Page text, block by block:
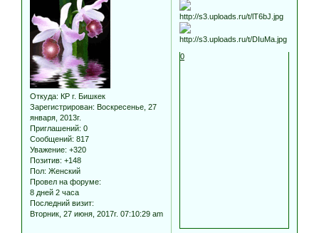
Откуда: КР г. Бишкек
Зарегистрирован: Воскресенье, 27
января, 2013г.
Приглашений: 0
Сообщений: 817
Уважение: +320
Позитив: +148
Пол: Женский
Провел на форуме:
8 дней 2 часа
Последний визит:
Вторник, 27 июня, 2017г. 07:10:29 am
0